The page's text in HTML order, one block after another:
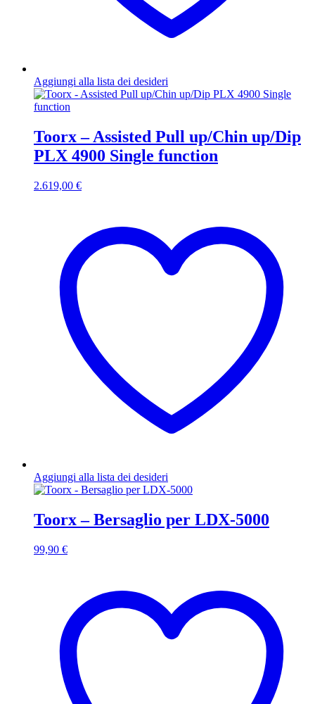
Aggiungi alla lista dei desideri
Toorx – Assisted Pull up/Chin up/Dip
PLX 4900 Single function
2.619,00 €
Aggiungi alla lista dei desideri
Toorx – Bersaglio per LDX-5000
99,90 €